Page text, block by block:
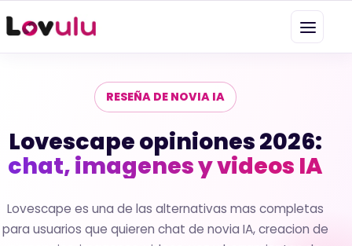
RESEÑA DE NOVIA IA
Lovescape opiniones 2026:
chat, imagenes y videos IA
Lovescape es una de las alternativas mas completas
para usuarios que quieren chat de novia IA, creacion de